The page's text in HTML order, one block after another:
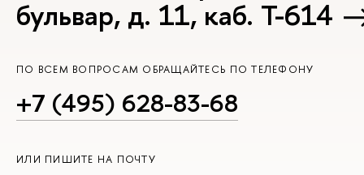
бульвар, д. 11, каб. Т-614
ПО ВСЕМ ВОПРОСАМ ОБРАЩАЙТЕСЬ ПО ТЕЛЕФОНУ
+7 (495) 628-83-68
ИЛИ ПИШИТЕ НА ПОЧТУ